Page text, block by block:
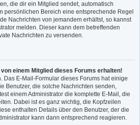
die dir ein Mitglied sendet, automatisch
persönlichen Bereich eine entsprechende Regel
Nachrichten von jemandem erhältst, so kannst
melden. Dieser kann dem betreffenden
Nachrichten zu versenden.
von einem Mitglied dieses Forums erhalten!
Das E-Mail-Formular dieses Forums hat einige
Benutzer, die solche Nachrichten senden,
einem Administrator die komplette E-Mail, die
Dabei ist es ganz wichtig, die Kopfzeilen
enthalten Details über den Benutzer, der die
kann dann entsprechend reagieren.